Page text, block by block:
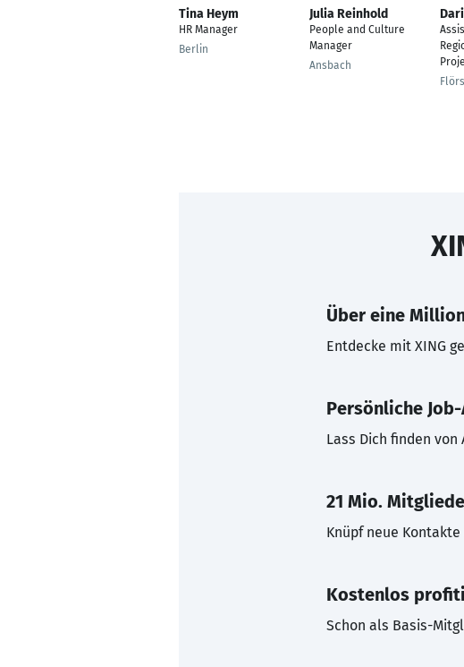
Tina Heym
HR Manager
Berlin
Julia Reinhold
People and Culture
Manager
Ansbach
Über eine
Entdecke mit XING
Persönliche
Lass Dich finden von
21 Mio.
Knüpf neue
Kostenlos
Schon als Basis-